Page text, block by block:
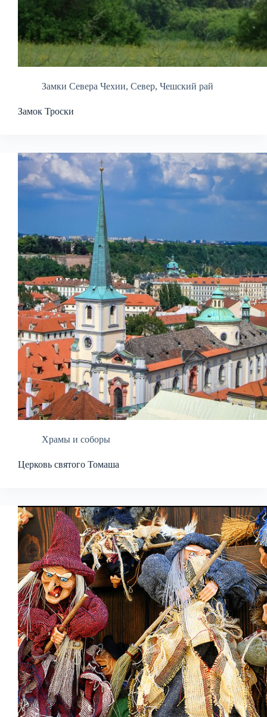
Замки Севера Чехии, Север, Чешский рай
Замок Троски
Храмы и соборы
Церковь святого Томаша